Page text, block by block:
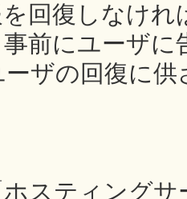
を回復しなけ
前にユーザ
ーザの回復に
スティング